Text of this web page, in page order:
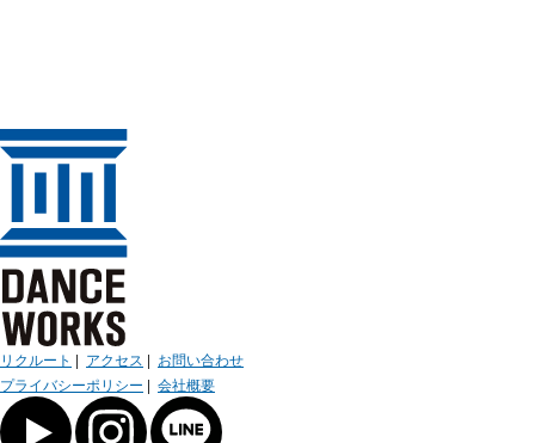
リクルート | アクセス | お問い合わせ
プライバシーポリシー | 会社概要